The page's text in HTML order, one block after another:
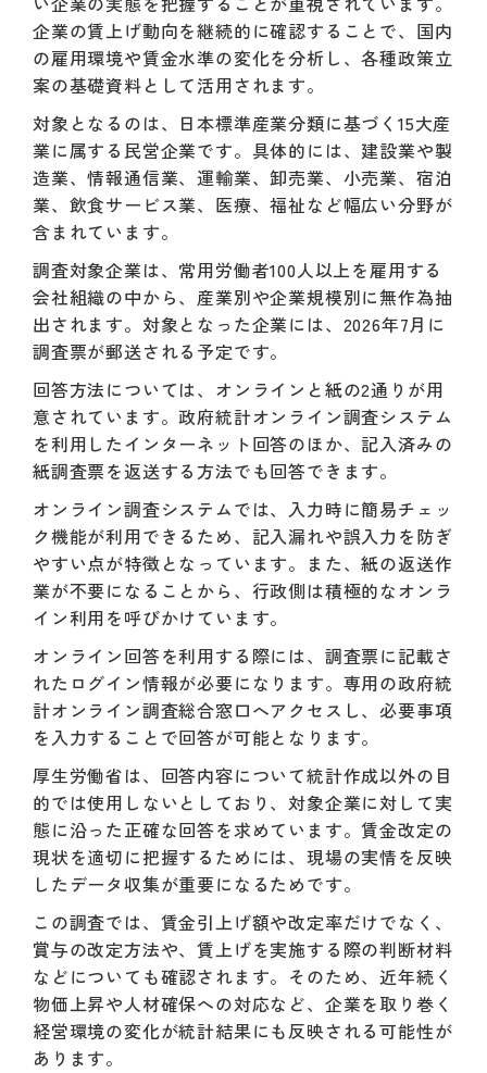
企業の賃上げ動向を継続的に確認することで、国内
の雇用環境や賃金水準の変化を分析し、各種政策立
案の基礎資料として活用されます。
対象となるのは、日本標準産業分類に基づく15大産
業に属する民営企業です。具体的には、建設業や製
造業、情報通信業、運輸業、卸売業、小売業、宿泊
業、飲食サービス業、医療、福祉など幅広い分野が
含まれています。
調査対象企業は、常用労働者100人以上を雇用する
会社組織の中から、産業別や企業規模別に無作為抽
出されます。対象となった企業には、2026年7月に
調査票が郵送される予定です。
回答方法については、オンラインと紙の2通りが用
意されています。政府統計オンライン調査システム
を利用したインターネット回答のほか、記入済みの
紙調査票を返送する方法でも回答できます。
オンライン調査システムでは、入力時に簡易チェッ
ク機能が利用できるため、記入漏れや誤入力を防ぎ
やすい点が特徴となっています。また、紙の返送作
業が不要になることから、行政側は積極的なオンラ
イン利用を呼びかけています。
オンライン回答を利用する際には、調査票に記載さ
れたログイン情報が必要になります。専用の政府統
計オンライン調査総合窓口へアクセスし、必要事項
を入力することで回答が可能となります。
厚生労働省は、回答内容について統計作成以外の目
的では使用しないとしており、対象企業に対して実
態に沿った正確な回答を求めています。賃金改定の
現状を適切に把握するためには、現場の実情を反映
したデータ収集が重要になるためです。
この調査では、賃金引上げ額や改定率だけでなく、
賞与の改定方法や、賃上げを実施する際の判断材料
などについても確認されます。そのため、近年続く
物価上昇や人材確保への対応など、企業を取り巻く
経営環境の変化が統計結果にも反映される可能性が
あります。